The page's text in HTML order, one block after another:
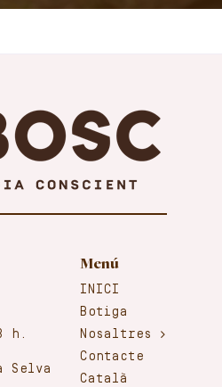
Menú
INICI
Botiga
Nosaltres
Contacte
Català
h.
Selva